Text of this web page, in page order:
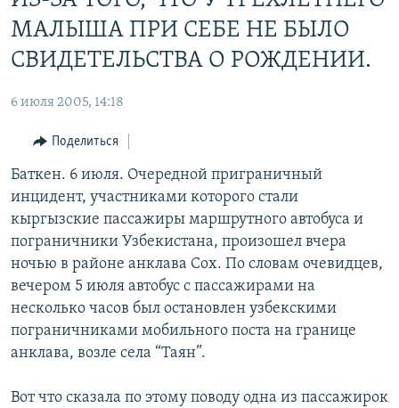
навигации
Вернутся
ТАДЖИКИСТАН
ҚАЗАҚША
КЫРГЫЗЧА
TÜRKMENÇE
ПОДПИШИТЕСЬ НА НАС В СОЦСЕТЯХ
МАЛЫША ПРИ СЕБЕ НЕ БЫЛО
СВИДЕТЕЛЬСТВА О РОЖДЕНИИ.
6 июля 2005, 14:18
Поделиться
Баткен. 6 июля. Очередной приграничный
инцидент, участниками которого стали
кыргызские пассажиры маршрутного автобуса и
пограничники Узбекистана, произошел вчера
ночью в районе анклава Сох. По словам очевидцев,
вечером 5 июля автобус с пассажирами на
несколько часов был остановлен узбекскими
пограничниками мобильного поста на границе
анклава, возле села “Таян”.
Вот что сказала по этому поводу одна из пассажирок